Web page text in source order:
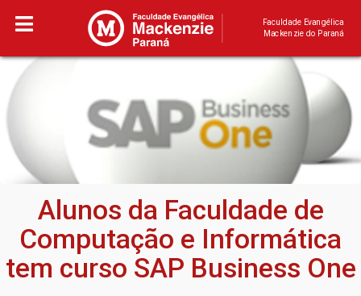
Faculdade Evangélica
Mackenzie do Paraná
Alunos da Faculdade de
Computação e Informática
tem curso SAP Business One